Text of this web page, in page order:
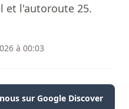
et l'autoroute 25.
à 00:03
sur Google Discover